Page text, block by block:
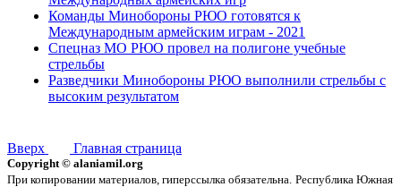
Команды Минобороны РЮО готовятся к
Международным армейским играм - 2021
Спецназ МО РЮО провел на полигоне учебные
стрельбы
Разведчики Минобороны РЮО выполнили стрельбы с
высоким результатом
Вверх Главная страница
Copyright © alaniamil.org
При копировании материалов, гиперссылка обязательна. Республика Южная